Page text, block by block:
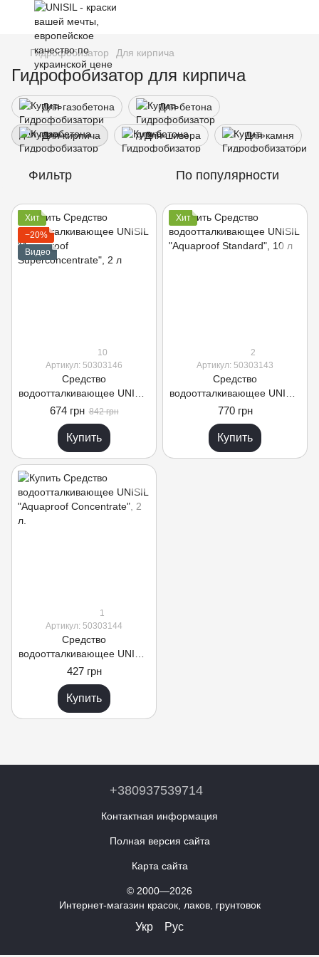
Гидрофобизатор Для кирпича
Гидрофобизатор для кирпича
Для газобетона Для бетона
Для кирпича Для шивера Для камня
Фильтр По популярности
Хит
−20%
Видео
10
Артикул: 50303146
Средство
водоотталкивающее UNISIL
"Aquaproof
Superconcentrate", 2 л
674 грн 842 грн
Купить
Хит
2
Артикул: 50303143
Средство
водоотталкивающее UNISIL
"Aquaproof Standard", 10 л
770 грн
Купить
1
Артикул: 50303144
Средство
водоотталкивающее UNISIL
"Aquaproof Concentrate", 2
л.
427 грн
Купить
+380937539714
Контактная информация
Полная версия сайта
Карта сайта
© 2000—2026
Интернет-магазин красок, лаков, грунтовок
Укр Рус